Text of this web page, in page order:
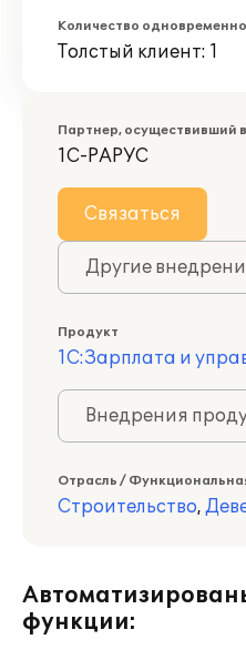
Количество
Толстый клиент: 1
Партнер, осуществивший
1С-РАРУС
Связаться
Другие
Продукт
1С:Зарплата и
Внедрения
Отрасль /
Строительство,
функции: